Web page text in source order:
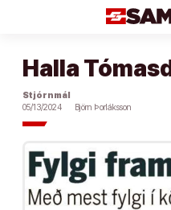
Halla
Stjórnmál
05/13/2024
Björn Þorláksson